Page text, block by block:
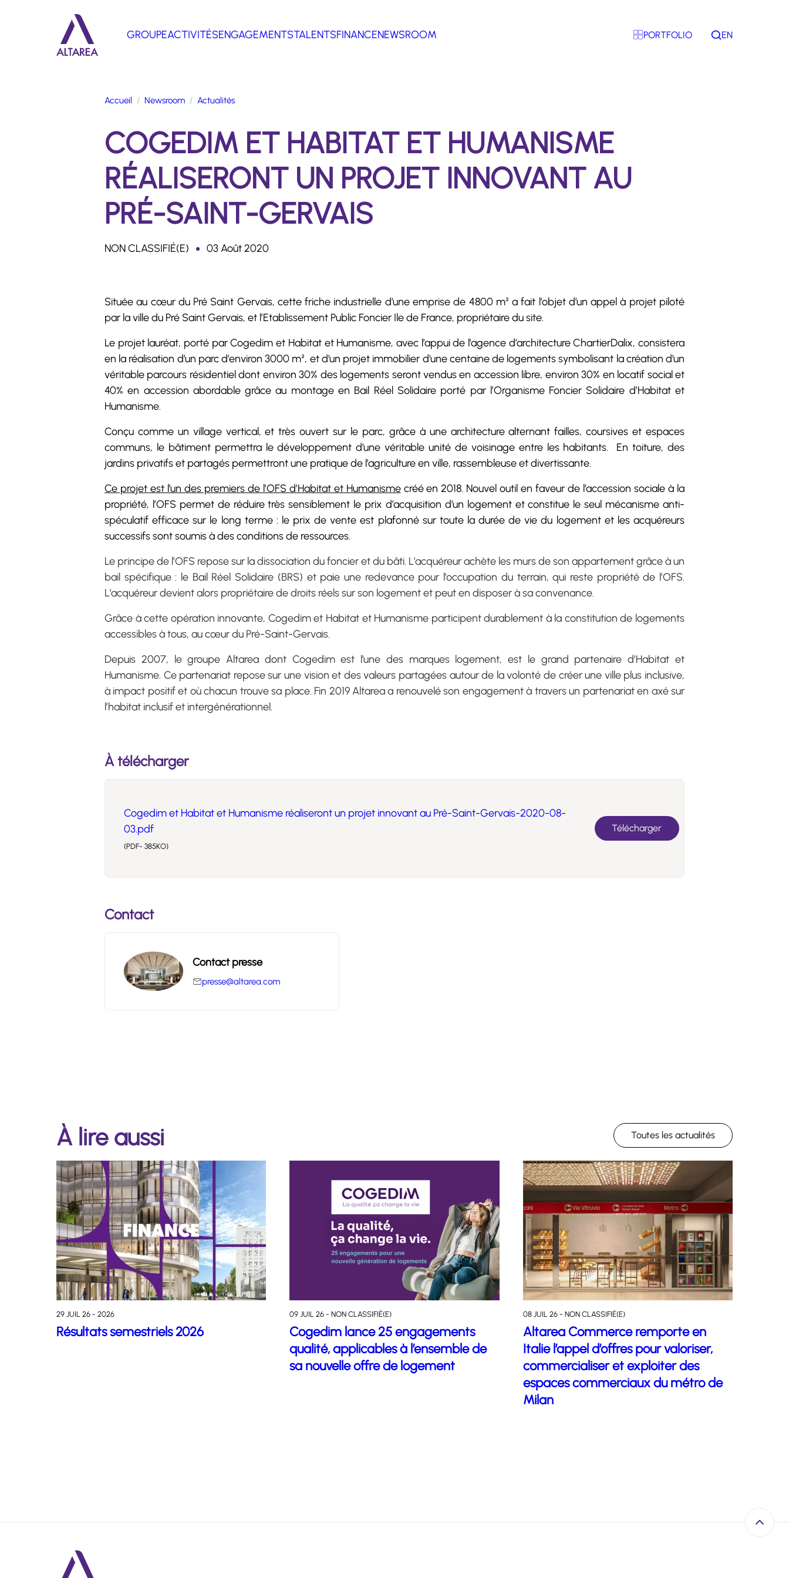
GROUPEACTIVITÉSENGAGEMENTSTALENTSFINANCENEWSROOM PORTFOLIO Rechercher
EN
Accueil Newsroom Actualités
COGEDIM ET HABITAT ET HUMANISME
RÉALISERONT UN PROJET INNOVANT AU
PRÉ-SAINT-GERVAIS
NON CLASSIFIÉ(E) 03 Août 2020
Située au cœur du Pré Saint Gervais, cette friche industrielle d’une emprise de 4800 m² a fait l’objet d’un appel à projet piloté
par la ville du Pré Saint Gervais, et l’Etablissement Public Foncier Ile de France, propriétaire du site.
Le projet lauréat, porté par Cogedim et Habitat et Humanisme, avec l’appui de l’agence d’architecture ChartierDalix, consistera
en la réalisation d’un parc d’environ 3000 m², et d’un projet immobilier d’une centaine de logements symbolisant la création d’un
véritable parcours résidentiel dont environ 30% des logements seront vendus en accession libre, environ 30% en locatif social et
40% en accession abordable grâce au montage en Bail Réel Solidaire porté par l’Organisme Foncier Solidaire d’Habitat et
Humanisme.
Conçu comme un village vertical, et très ouvert sur le parc, grâce à une architecture alternant failles, coursives et espaces
communs, le bâtiment permettra le développement d’une véritable unité de voisinage entre les habitants. En toiture, des
jardins privatifs et partagés permettront une pratique de l’agriculture en ville, rassembleuse et divertissante.
Ce projet est l’un des premiers de l’OFS d’Habitat et Humanismecréé en 2018. Nouvel outil en faveur de l’accession sociale à la
propriété, l’OFS permet de réduire très sensiblement le prix d’acquisition d’un logement et constitue le seul mécanisme anti-
spéculatif efficace sur le long terme : le prix de vente est plafonné sur toute la durée de vie du logement et les acquéreurs
successifs sont soumis à des conditions de ressources.
Le principe de l’OFS repose sur la dissociation du foncier et du bâti. L’acquéreur achète les murs de son appartement grâce à un
bail spécifique : le Bail Réel Solidaire (BRS) et paie une redevance pour l’occupation du terrain, qui reste propriété de l’OFS.
L’acquéreur devient alors propriétaire de droits réels sur son logement et peut en disposer à sa convenance.
Grâce à cette opération innovante, Cogedim et Habitat et Humanisme participent durablement à la constitution de logements
accessibles à tous, au cœur du Pré-Saint-Gervais.
Depuis 2007, le groupe Altarea dont Cogedim est l’une des marques logement, est le grand partenaire d’Habitat et
Humanisme. Ce partenariat repose sur une vision et des valeurs partagées autour de la volonté de créer une ville plus inclusive,
à impact positif et où chacun trouve sa place. Fin 2019 Altarea a renouvelé son engagement à travers un partenariat en axé sur
l’habitat inclusif et intergénérationnel.
À télécharger
Cogedim et Habitat et Humanisme réaliseront un projet innovant au Pré-Saint-Gervais-2020-08-
03.pdf
(PDF- 385KO)
Télécharger
Contact
Contact presse
presse@altarea.com
À lire aussi Toutes les actualités
29 JUIL 26 - 2026
Résultats semestriels 2026
09 JUIL 26 - NON CLASSIFIÉ(E)
Cogedim lance 25 engagements
qualité, applicables à l’ensemble de
sa nouvelle offre de logement
08 JUIL 26 - NON CLASSIFIÉ(E)
Altarea Commerce remporte en
Italie l’appel d’offres pour valoriser,
commercialiser et exploiter des
espaces commerciaux du métro de
Milan
Retour